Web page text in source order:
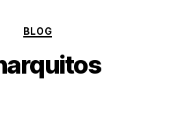
Categories
BLOG